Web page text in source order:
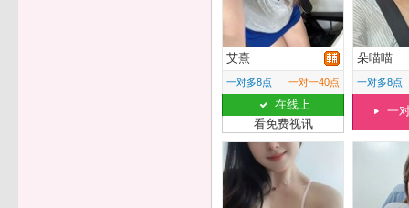
艾熹
一对多8点 一对一40点
在线上
看免费视讯
朵喵喵
一对多8点
一